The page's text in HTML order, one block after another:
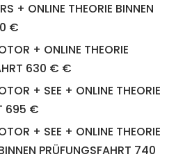
+ ONLINE THEORIE BINNEN
€
+ ONLINE THEORIE
630 € €
THEORIE
695 €
THEORIE
PRÜFUNGSFAHRT 740